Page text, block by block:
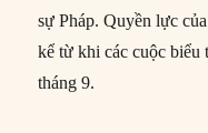
sự Pháp. Quyền lực
kể từ khi các cuộc biểu
tháng 9.